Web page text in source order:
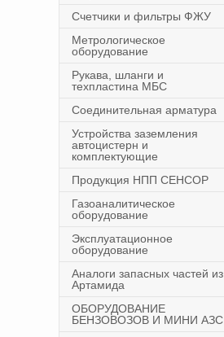
Счетчики и фильтры ФЖУ
Метрологическое
оборудование
Рукава, шланги и
техпластина МБС
Соединительная арматура
Устройства заземления
автоцистерн и
комплектующие
Продукция НПП СЕНСОР
Газоаналитическое
оборудование
Эксплуатационное
оборудование
Аналоги запасных частей из
Артамида
ОБОРУДОВАНИЕ
БЕНЗОВОЗОВ И МИНИ АЗС